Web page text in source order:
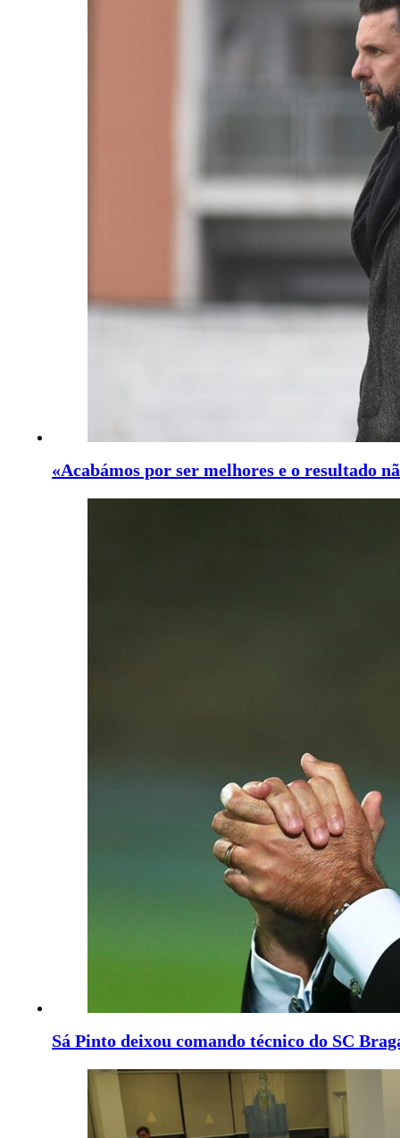
«Acabámos por ser melhores e o resultado
Sá Pinto deixou comando técnico do SC